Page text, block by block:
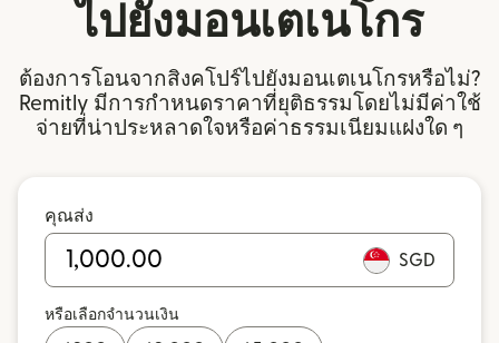
ไปยังมอนเตเนโกร
ต้องการโอนจากสิงคโปร์ไปยังมอนเตเนโกรหรือไม่?
Remitly มีการกำหนดราคาที่ยุติธรรมโดยไม่มีค่าใช้
จ่ายที่น่าประหลาดใจหรือค่าธรรมเนียมแฝงใด ๆ
คุณส่ง
SGD
หรือเลือกจำนวนเงิน